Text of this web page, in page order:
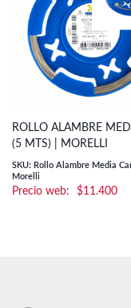
ROLLO ALAMBRE
(5 MTS) | MORELLI
SKU: Rollo Alambre Media
Morelli
$11.400